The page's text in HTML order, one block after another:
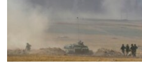
Learning English
СОЦИАЛЬНЫЕ СЕТИ